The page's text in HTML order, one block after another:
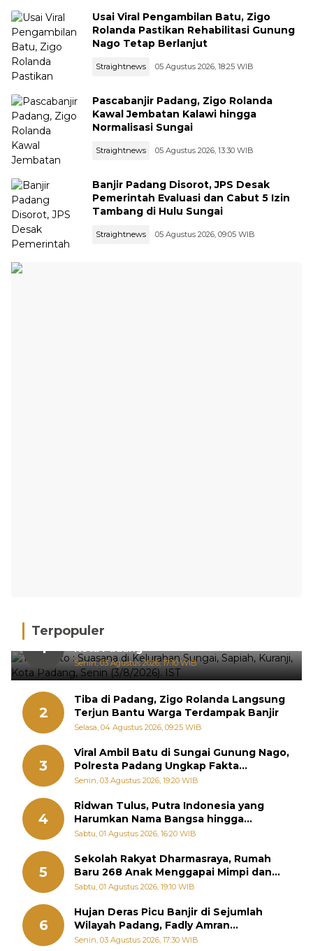
Usai Viral Pengambilan Batu, Zigo
Rolanda Pastikan Rehabilitasi Gunung
Nago Tetap Berlanjut
Straightnews 05 Agustus 2026, 18:25 WIB
Pascabanjir Padang, Zigo Rolanda
Kawal Jembatan Kalawi hingga
Normalisasi Sungai
Straightnews 05 Agustus 2026, 13:30 WIB
Banjir Padang Disorot, JPS Desak
Pemerintah Evaluasi dan Cabut 5 Izin
Tambang di Hulu Sungai
Straightnews 05 Agustus 2026, 09:05 WIB
Terpopuler
1
Hujan Deras, 15 Titik Banjir Terdeteksi di
Senin, 03 Agustus 2026, 17:10 WIB
2
Tiba di Padang, Zigo Rolanda Langsung
Terjun Bantu Warga Terdampak Banjir
Selasa, 04 Agustus 2026, 09:25 WIB
3
Viral Ambil Batu di Sungai Gunung Nago,
Polresta Padang Ungkap Fakta
Sebenarnya
Senin, 03 Agustus 2026, 19:20 WIB
4
Ridwan Tulus, Putra Indonesia yang
Harumkan Nama Bangsa hingga
Diabadikan dalam Buku Jepang
Sabtu, 01 Agustus 2026, 16:20 WIB
5
Sekolah Rakyat Dharmasraya, Rumah
Baru 268 Anak Menggapai Mimpi dan
Memutus Rantai Kemiskinan
Sabtu, 01 Agustus 2026, 19:10 WIB
6
Hujan Deras Picu Banjir di Sejumlah
Wilayah Padang, Fadly Amran
Perintahkan OPD Siaga
Senin, 03 Agustus 2026, 17:30 WIB